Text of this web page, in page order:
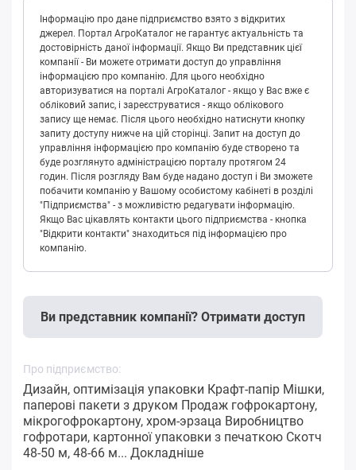
Інформацію про дане підприємство взято з відкритих
джерел. Портал АгроКаталог не гарантує актуальність та
достовірність даної інформації. Якщо Ви представник цієї
компанії - Ви можете отримати доступ до управління
інформацією про компанію. Для цього необхідно
авторизуватися на порталі АгроКаталог - якщо у Вас вже є
обліковий запис, і зареєструватися - якщо облікового
запису ще немає. Після цього необхідно натиснути кнопку
запиту доступу нижче на цій сторінці. Запит на доступ до
управління інформацією про компанію буде створено та
буде розглянуто адміністрацією порталу протягом 24
годин. Після розгляду Вам буде надано доступ і Ви зможете
побачити компанію у Вашому особистому кабінеті в розділі
"Підприємства" - з можливістю редагувати інформацію.
Якщо Вас цікавлять контакти цього підприємства - кнопка
"Відкрити контакти" знаходиться під інформацією про
компанію.
Ви представник компанії? Отримати доступ
Про підприємство:
Дизайн, оптимізація упаковки Крафт-папір Мішки,
паперові пакети з друком Продаж гофрокартону,
мікрогофрокартону, хром-эрзаца Виробництво
гофротари, картонної упаковки з печаткою Скотч
48-50 м, 48-66 м... Докладніше